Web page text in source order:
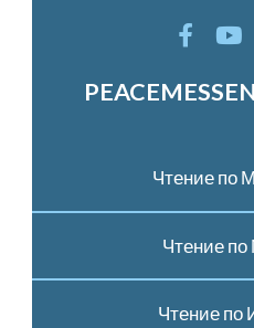
Чтение по
Чтение по
Чтение по